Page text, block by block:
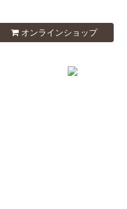
オンラインショップ